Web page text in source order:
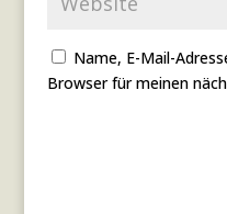
Name, E-Mail-
Browser für meinen